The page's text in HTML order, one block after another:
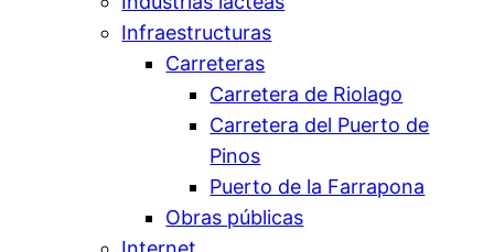
Infraestructuras
Carreteras
Carretera de Riolago
Carretera del Puerto de
Pinos
Puerto de la Farrapona
Obras públicas